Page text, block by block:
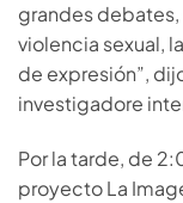
grandes
violencia sexual,
de expresión”,
investigadore
Por la tarde, de
proyecto La